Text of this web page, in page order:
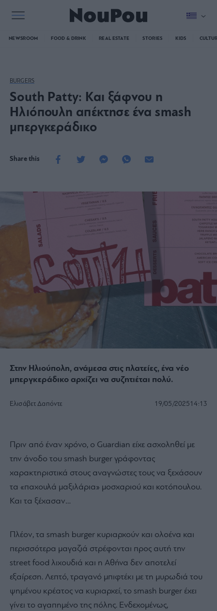
NEWSROOM FOOD & DRINK REAL ESTATE STORIES KIDS
BURGERS
South Patty: Και ξάφνου η
Ηλιόπουλη απέκτησε ένα smash
μπεργκεράδικο
Share this
Στην Ηλιούπολη, ανάμεσα στις πλατείες, ένα νέο
μπεργκεράδικο αρχίζει να συζητιέται πολύ.
Ελισάβετ Δαπόντε 19/05/202514:13
Πριν από έναν χρόνο, ο Guardian είχε ασχοληθεί με
την άνοδο του smash burger γράφοντας
χαρακτηριστικά στους αναγνώστες τους να ξεχάσουν
τα «παχουλά μαξιλάρια» μοσχαριού και κοτόπουλου.
Και τα ξέχασαν…
Πλέον, τα smash burger κυριαρχούν και ολοένα και
περισσότερα μαγαζιά στρέφονται προς αυτή την
street food λιχουδιά και η Αθήνα δεν αποτελεί
εξαίρεση. Λεπτό, τραγανό μπιφτέκι με τη μυρωδιά του
ψημένου κρέατος να κυριαρχεί, το smash burger έχει
γίνει το αγαπημένο της πόλης. Ενδεχομένως,